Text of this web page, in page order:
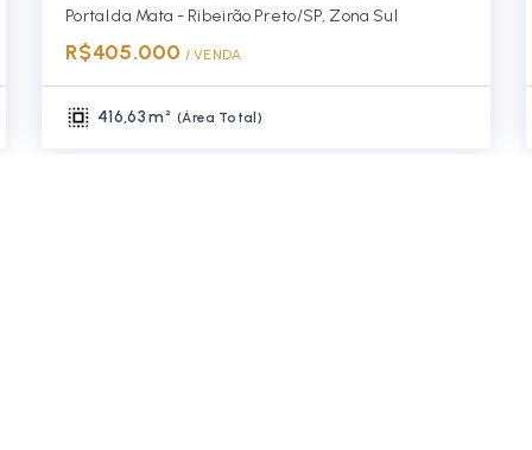
Portal da Mata - Ribeirão Preto/SP, Zona Sul
R$405.000 / VENDA
416,63 m² (Área Total )